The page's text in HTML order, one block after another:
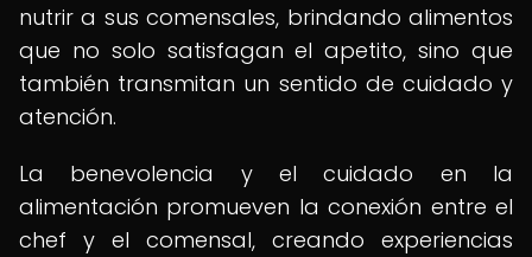
nutrir a sus comensales, brindando alimentos
que no solo satisfagan el apetito, sino que
también transmitan un sentido de cuidado y
atención.
La benevolencia y el cuidado en la
alimentación promueven la conexión entre el
chef y el comensal, creando experiencias